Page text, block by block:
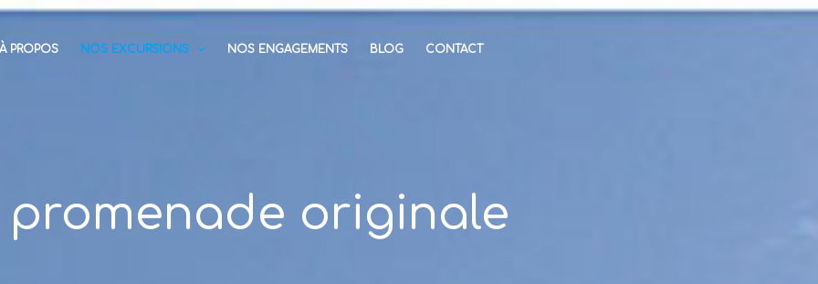
À PROPOS NOS EXCURSIONS NOS ENGAGEMENTS BLOG CONTACT
promenade originale